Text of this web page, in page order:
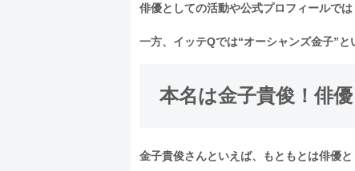
俳優としての活動や公式プロフィールでは
一方、イッテQでは“オーシャンズ金子”と
本名は金子貴俊！俳
金子貴俊さんといえば、もともとは俳優と